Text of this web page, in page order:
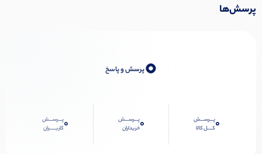
پرسش‌ها
0پرسش و پاسخ
0پـــرســـش
کــــل کالا
0پـــرســـش
خریداران
0پـــرســـش
کاربـــــران